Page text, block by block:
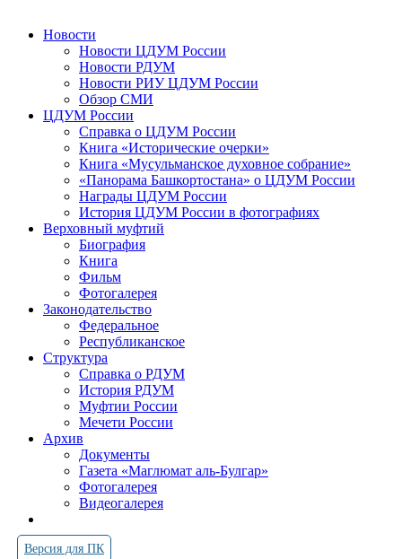
Новости
Новости ЦДУМ России
Новости РДУМ
Новости РИУ ЦДУМ России
Обзор СМИ
ЦДУМ России
Справка о ЦДУМ России
Книга «Исторические очерки»
Книга «Мусульманское духовное собрание»
«Панорама Башкортостана» о ЦДУМ России
Награды ЦДУМ России
История ЦДУМ России в фотографиях
Верховный муфтий
Биография
Книга
Фильм
Фотогалерея
Законодательство
Федеральное
Республиканское
Структура
Справка о РДУМ
История РДУМ
Муфтии России
Мечети России
Архив
Документы
Газета «Маглюмат аль-Булгар»
Фотогалерея
Видеогалерея
Версия для ПК